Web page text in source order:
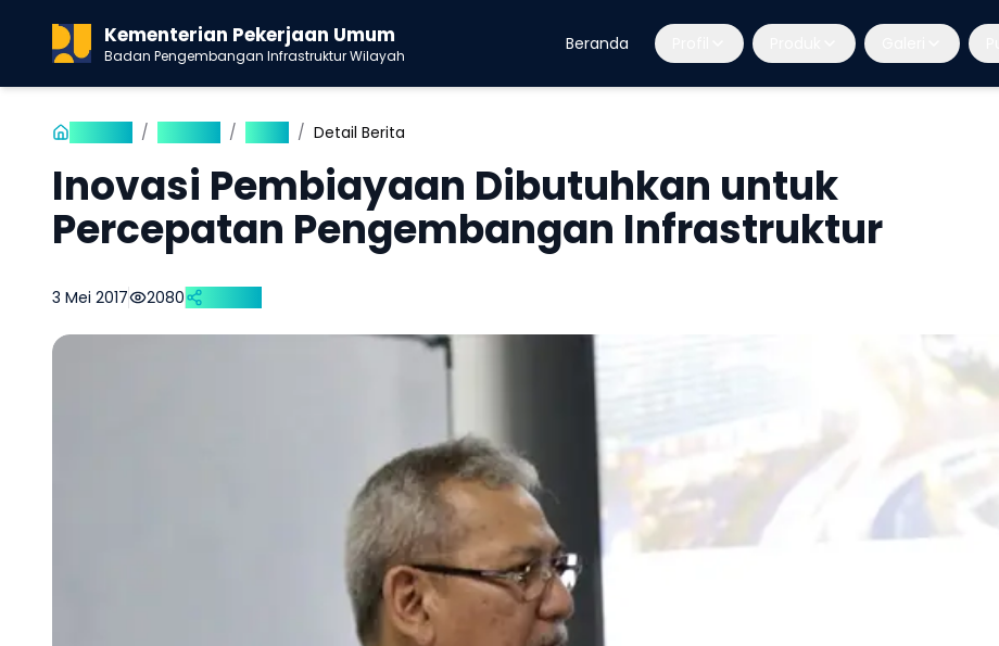
Kementerian Pekerjaan Umum
Badan Pengembangan Infrastruktur Wilayah
Beranda
/ / / Detail Berita
Inovasi Pembiayaan Dibutuhkan untuk
Percepatan Pengembangan Infrastruktur
3 Mei 2017 2080